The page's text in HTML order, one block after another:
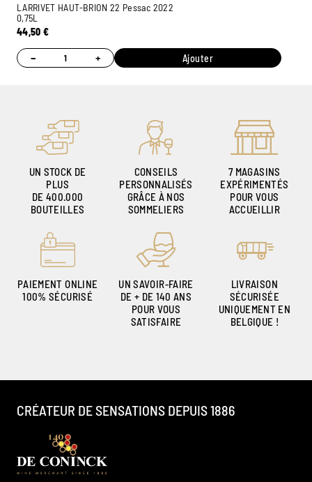
LARRIVET HAUT-BRION 22 Pessac 2022
0,75L
44,50€
− + Ajouter
UN STOCK DE
PLUS
DE 400.000
BOUTEILLES
CONSEILS
PERSONNALISÉS
GRÂCE À NOS
SOMMELIERS
7 MAGASINS
EXPÉRIMENTÉS
POUR VOUS
ACCUEILLIR
PAIEMENT ONLINE
100% SÉCURISÉ
UN SAVOIR-FAIRE
DE + DE 140 ANS
POUR VOUS
SATISFAIRE
LIVRAISON
SÉCURISÉE
UNIQUEMENT EN
BELGIQUE !
CRÉATEUR DE SENSATIONS DEPUIS 1886